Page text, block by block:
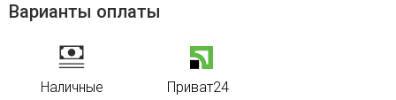
Варианты оплаты
Наличные Приват24